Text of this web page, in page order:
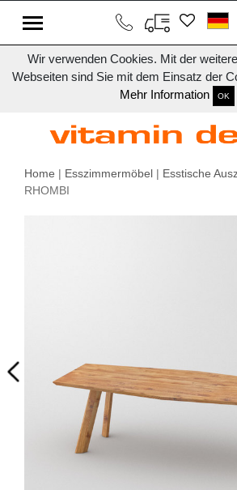
Wir verwenden Cookies. Mit der
Webseiten sind Sie mit dem Einsatz der
Mehr Information
OK
Home | Esszimmermöbel | Esstische
RHOMBI